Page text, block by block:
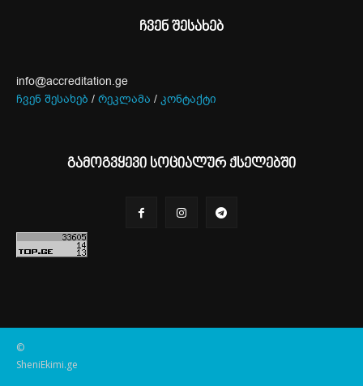
ჩვენ შესახებ
info@accreditation.ge
ჩვენ შესახებ / რეკლამა / კონტაქტი
გამოგვყევი სოციალურ ქსელებში
©
SheniEkimi.ge